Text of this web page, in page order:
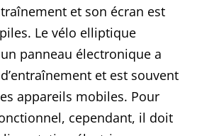
et son écran est
Le vélo elliptique
panneau électronique a
et est souvent
appareils mobiles. Pour
cependant, il doit